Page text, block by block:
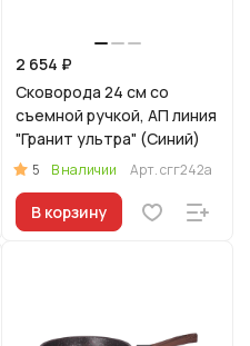
2 654 ₽
Сковорода 24 см со
съемной ручкой, АП линия
"Гранит ультра" (Синий)
5 В наличии Арт.сгг242а
В корзину